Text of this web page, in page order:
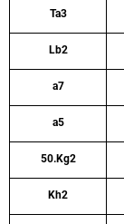
Ta3
Lb2
a7
a5
50.Kg2
Kh2